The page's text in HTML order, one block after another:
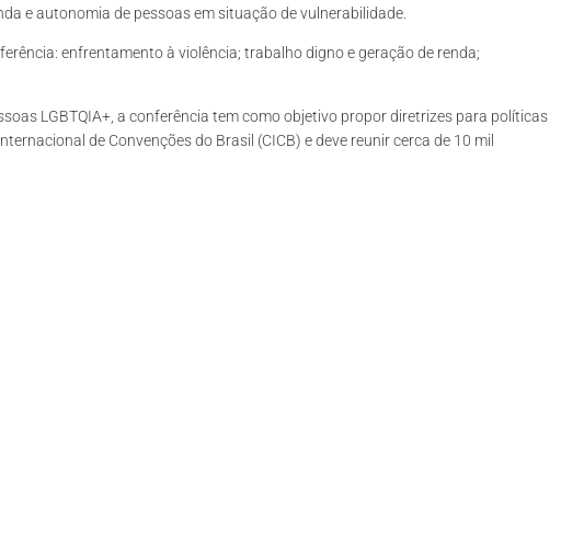
e autonomia de pessoas em situação de vulnerabilidade.
enfrentamento à violência; trabalho digno e geração de renda;
LGBTQIA+, a conferência tem como objetivo propor diretrizes para políticas
de Convenções do Brasil (CICB) e deve reunir cerca de 10 mil